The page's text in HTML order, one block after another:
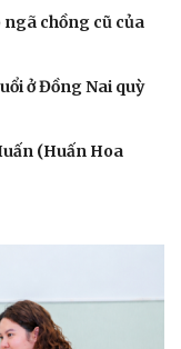
chồng cũ của
ở Đồng Nai quỳ
(Huấn Hoa